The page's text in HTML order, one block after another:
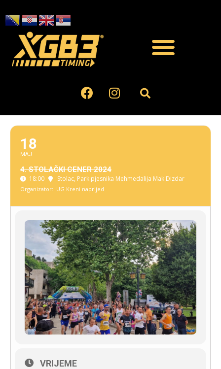
18
MAJ
4. STOLAČKI CENER 2024
18:00 Stolac, Park pjesnika Mehmedalija Mak Dizdar
Organizator: UG Kreni naprijed
VRIJEME